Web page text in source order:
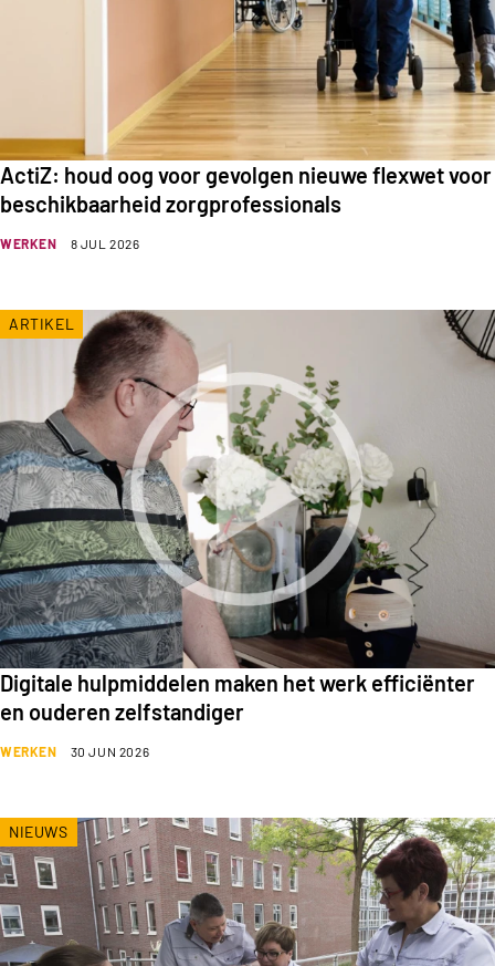
WERKEN 8 JUL 2026
ActiZ: houd oog voor gevolgen nieuwe flexwet voor
beschikbaarheid zorgprofessionals
WERKEN 30 JUN 2026
Digitale hulpmiddelen maken het werk efficiënter
en ouderen zelfstandiger
ARTIKEL
NIEUWS